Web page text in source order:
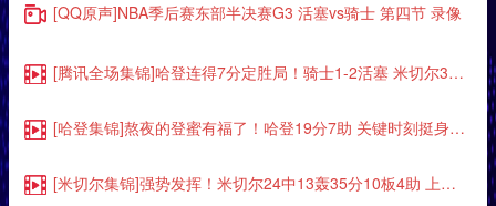
[QQ原声]NBA季后赛东部半决赛G3 活塞vs骑士 第四节 录像
[腾讯全场集锦]哈登连得7分定胜局！骑士1-2活塞 米切尔35分 坎宁安27+10+10
[哈登集锦]熬夜的登蜜有福了！哈登19分7助 关键时刻挺身而出连得7分取胜！
[米切尔集锦]强势发挥！米切尔24中13轰35分10板4助 上半场20分